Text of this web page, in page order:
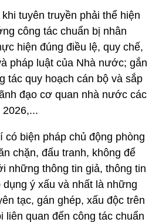
tuyên truyền phải thể hiện
công tác chuẩn bị nhân
hiện đúng điều lệ, quy chế,
pháp luật của Nhà nước; gắn
tác quy hoạch cán bộ và sắp
đạo cơ quan nhà nước các
có biện pháp chủ động phòng
chặn, đấu tranh, không để
những thông tin giả, thông tin
ý xấu và nhất là những
tạc, gán ghép, xấu độc trên
liên quan đến công tác chuẩn